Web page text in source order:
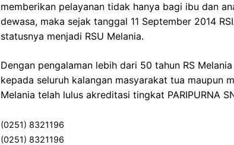
memberikan pelayanan tidak hanya bagi ibu dan
dewasa, maka sejak tanggal 11 September 2014
statusnya menjadi RSU Melania.
Dengan pengalaman lebih dari 50 tahun RS
kepada seluruh kalangan masyarakat tua maupun
Melania telah lulus akreditasi tingkat PARIPURNA
(0251) 8321196
(0251) 8321196